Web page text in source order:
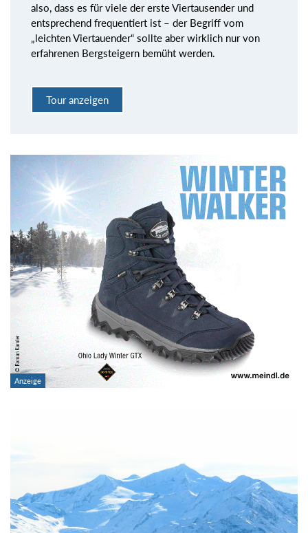
also, dass es für viele der erste Viertausender und
entsprechend frequentiert ist – der Begriff vom
„leichten Viertauender“ sollte aber wirklich nur von
erfahrenen Bergsteigern bemüht werden.
Tour anzeigen